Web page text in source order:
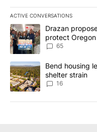
ACTIVE CONVERSATIONS
The following is a list of
A trending article titled
Drazan
protect
65
A trending article titled
Bend housing
shelter strain
16